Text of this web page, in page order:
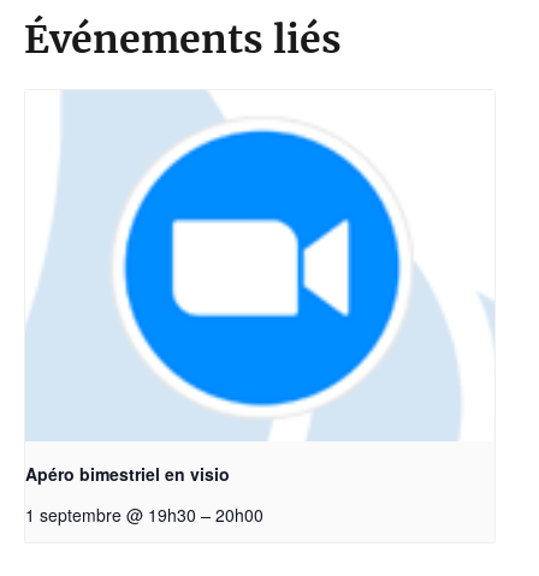
Événements liés
Apéro bimestriel en visio
1 septembre @ 19h30 – 20h00